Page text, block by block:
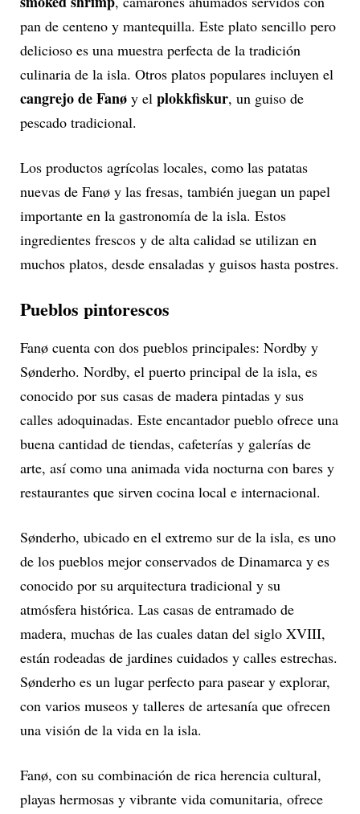
pan de centeno y mantequilla. Este plato sencillo pero
delicioso es una muestra perfecta de la tradición
culinaria de la isla. Otros platos populares incluyen el
cangrejo de Fanø y el plokkfiskur, un guiso de
pescado tradicional.
Los productos agrícolas locales, como las patatas
nuevas de Fanø y las fresas, también juegan un papel
importante en la gastronomía de la isla. Estos
ingredientes frescos y de alta calidad se utilizan en
muchos platos, desde ensaladas y guisos hasta postres.
Pueblos pintorescos
Fanø cuenta con dos pueblos principales: Nordby y
Sønderho. Nordby, el puerto principal de la isla, es
conocido por sus casas de madera pintadas y sus
calles adoquinadas. Este encantador pueblo ofrece una
buena cantidad de tiendas, cafeterías y galerías de
arte, así como una animada vida nocturna con bares y
restaurantes que sirven cocina local e internacional.
Sønderho, ubicado en el extremo sur de la isla, es uno
de los pueblos mejor conservados de Dinamarca y es
conocido por su arquitectura tradicional y su
atmósfera histórica. Las casas de entramado de
madera, muchas de las cuales datan del siglo XVIII,
están rodeadas de jardines cuidados y calles estrechas.
Sønderho es un lugar perfecto para pasear y explorar,
con varios museos y talleres de artesanía que ofrecen
una visión de la vida en la isla.
Fanø, con su combinación de rica herencia cultural,
playas hermosas y vibrante vida comunitaria, ofrece